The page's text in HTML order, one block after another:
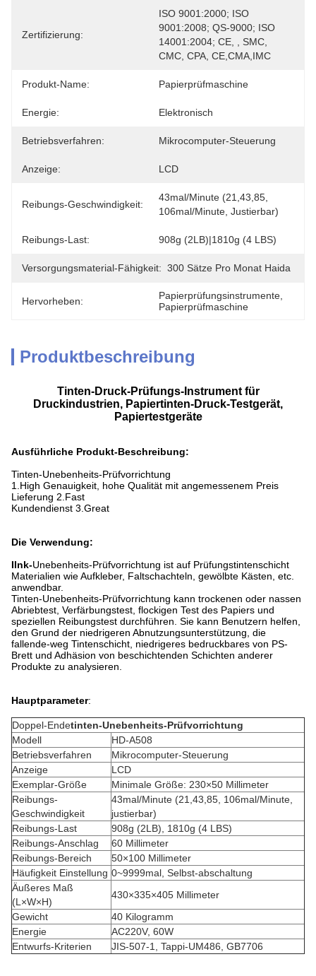
Zertifizierung:
ISO 9001:2000; ISO
9001:2008; QS-9000; ISO
14001:2004; CE, , SMC,
CMC, CPA, CE,CMA,IMC
Produkt-Name: Papierprüfmaschine
Energie: Elektronisch
Betriebsverfahren: Mikrocomputer-Steuerung
Anzeige: LCD
Reibungs-Geschwindigkeit:
43mal/Minute (21,43,85,
106mal/Minute, Justierbar)
Reibungs-Last: 908g (2LB)|1810g (4 LBS)
Versorgungsmaterial-Fähigkeit: 300 Sätze Pro Monat Haida
Hervorheben: Papierprüfungsinstrumente
Papierprüfmaschine
Produktbeschreibung
Tinten-Druck-Prüfungs-Instrument für
Druckindustrien, Papiertinten-Druck-Testgerät,
Papiertestgeräte
Ausführliche Produkt-Beschreibung:
Tinten-Unebenheits-Prüfvorrichtung
1.High Genauigkeit, hohe Qualität mit angemessenem Preis
Lieferung 2.Fast
Kundendienst 3.Great
Die Verwendung:
IInk-Unebenheits-Prüfvorrichtung ist auf Prüfungstintenschicht
Materialien wie Aufkleber, Faltschachteln, gewölbte Kästen, etc.
anwendbar.
Tinten-Unebenheits-Prüfvorrichtung kann trockenen oder nassen
Abriebtest, Verfärbungstest, flockigen Test des Papiers und
speziellen Reibungstest durchführen. Sie kann Benutzern helfen,
den Grund der niedrigeren Abnutzungsunterstützung, die
fallende-weg Tintenschicht, niedrigeres bedruckbares von PS-
Brett und Adhäsion von beschichtenden Schichten anderer
Produkte zu analysieren.
Hauptparameter:
Doppel-Endetinten-Unebenheits-Prüfvorrichtung
Modell
HD-A508
Betriebsverfahren
Mikrocomputer-Steuerung
Anzeige
LCD
Exemplar-Größe
Minimale Größe: 230×50 Millimeter
Reibungs-
Geschwindigkeit
43mal/Minute (21,43,85, 106mal/Minute,
justierbar)
Reibungs-Last
908g (2LB), 1810g (4 LBS)
Reibungs-Anschlag
60 Millimeter
Reibungs-Bereich
50×100 Millimeter
Häufigkeit Einstellung 0~9999mal, Selbst-abschaltung
Äußeres Maß
(L×W×H)
430×335×405 Millimeter
Gewicht
40 Kilogramm
Energie
AC220V, 60W
Entwurfs-Kriterien
JIS-507-1, Tappi-UM486, GB7706